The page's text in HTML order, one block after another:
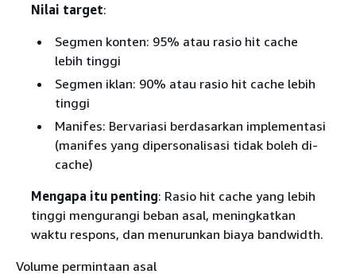
Nilai target:
Segmen konten: 95% atau rasio hit cache
lebih tinggi
Segmen iklan: 90% atau rasio hit cache lebih
tinggi
Manifes: Bervariasi berdasarkan implementasi
(manifes yang dipersonalisasi tidak boleh di-
cache)
Mengapa itu penting: Rasio hit cache yang lebih
tinggi mengurangi beban asal, meningkatkan
waktu respons, dan menurunkan biaya bandwidth.
Volume permintaan asal